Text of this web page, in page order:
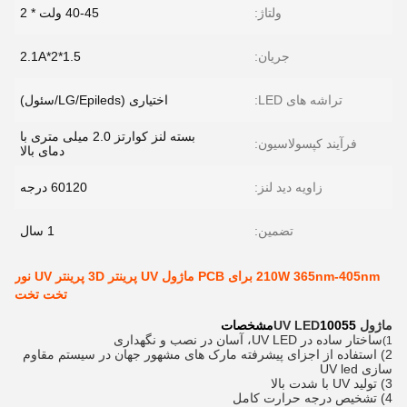
ولتاژ: 40-45 ولت * 2
جریان: 1.5*2.1A*2
تراشه های LED: اختیاری (LG/Epileds/سئول)
فرآیند کپسولاسیون:
بسته لنز کوارتز 2.0 میلی متری با
دمای بالا
زاویه دید لنز: 60120 درجه
تضمین: 1 سال
210W 365nm-405nm برای PCB ماژول UV پرینتر 3D پرینتر UV نور
تخت تخت
ماژول UV LED 10055 مشخصات
1) ساختار ساده در UV LED، آسان در نصب و نگهداری
2) استفاده از اجزای پیشرفته مارک های مشهور جهان در سیستم مقاوم
سازی UV led
3) تولید UV با شدت بالا
4) تشخیص درجه حرارت کامل